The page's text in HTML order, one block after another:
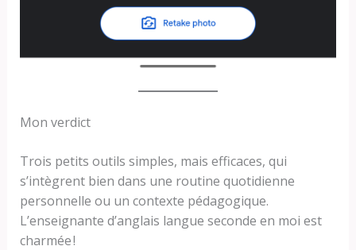
Mon verdict
Trois petits outils simples, mais efficaces, qui
s’intègrent bien dans une routine quotidienne
personnelle ou un contexte pédagogique.
L’enseignante d’anglais langue seconde en moi est
charmée !